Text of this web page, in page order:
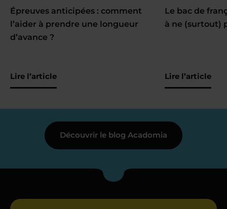
Épreuves anticipées : comment
l’aider à prendre une longueur
d’avance ?
Lire l’article
Le bac de
à ne (surtout)
Lire l’article
Découvrir le blog Acadomia